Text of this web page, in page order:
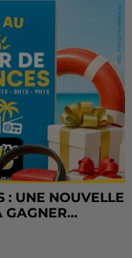
: UNE NOUVELLE